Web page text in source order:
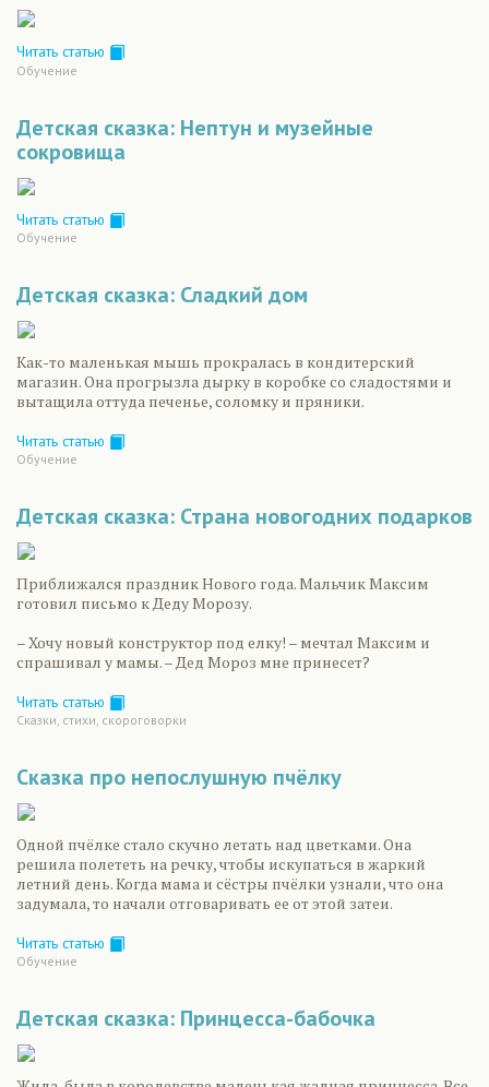
Читать статью
Обучение
Детская сказка: Нептун и музейные
сокровища
Читать статью
Обучение
Детская сказка: Сладкий дом
Как-то маленькая мышь прокралась в кондитерский
магазин. Она прогрызла дырку в коробке со сладостями и
вытащила оттуда печенье, соломку и пряники.
Читать статью
Обучение
Детская сказка: Страна новогодних подарков
Приближался праздник Нового года. Мальчик Максим
готовил письмо к Деду Морозу.
– Хочу новый конструктор под елку! – мечтал Максим и
спрашивал у мамы. – Дед Мороз мне принесет?
Читать статью
Сказки, стихи, скороговорки
Сказка про непослушную пчёлку
Одной пчёлке стало скучно летать над цветками. Она
решила полететь на речку, чтобы искупаться в жаркий
летний день. Когда мама и сёстры пчёлки узнали, что она
задумала, то начали отговаривать ее от этой затеи.
Читать статью
Обучение
Детская сказка: Принцесса-бабочка